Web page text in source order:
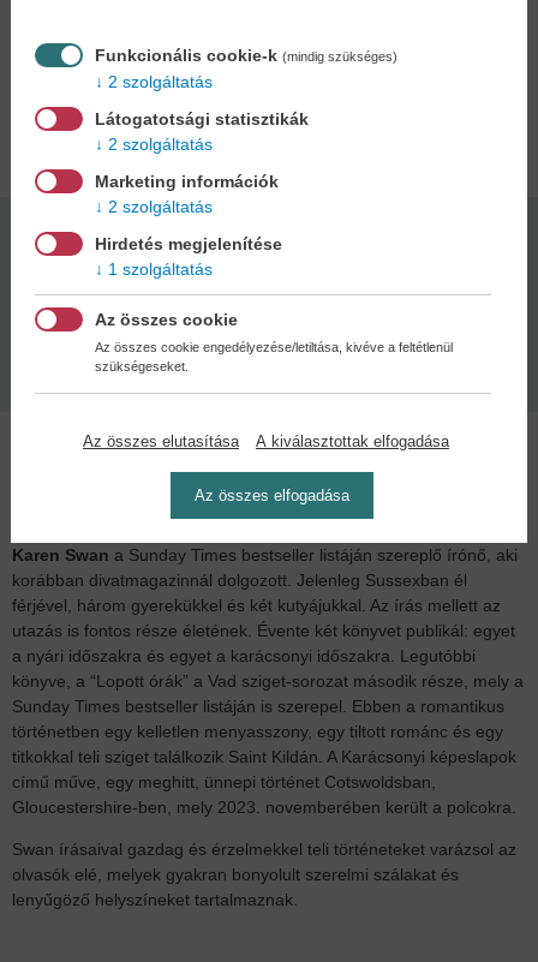
angliai Sussexben él családjával és három kutyájával.
Adatok
Kötésmód:
puha kötés
2026
A szerzőről
Karen Swan a Sunday Times bestseller listáján szereplő írónő, aki
korábban divatmagazinnál dolgozott. Jelenleg Sussexban él
férjével, három gyerekükkel és két kutyájukkal. Az írás mellett az
utazás is fontos része életének. Évente két könyvet publikál: egyet
a nyári időszakra és egyet a karácsonyi időszakra. Legutóbbi
könyve, a “Lopott órák” a Vad sziget-sorozat második része, mely a
Sunday Times bestseller listáján is szerepel. Ebben a romantikus
történetben egy kelletlen menyasszony, egy tiltott románc és egy
titkokkal teli sziget találkozik Saint Kildán. A Karácsonyi képeslapok
című műve, egy meghitt, ünnepi történet Cotswoldsban,
Gloucestershire-ben, mely 2023. novemberében került a polcokra.
Swan írásaival gazdag és érzelmekkel teli történeteket varázsol az
olvasók elé, melyek gyakran bonyolult szerelmi szálakat és
lenyűgöző helyszíneket tartalmaznak.
Funkcionális cookie-k (mindig szükséges)
2 szolgáltatás
Látogatotsági statisztikák
2 szolgáltatás
Marketing információk
2 szolgáltatás
Hirdetés megjelenítése
1 szolgáltatás
Az összes cookie
Az összes cookie engedélyezése/letiltása, kivéve a feltétlenül
szükségeseket.
Az összes elutasítása A kiválasztottak elfogadása
Az összes elfogadása